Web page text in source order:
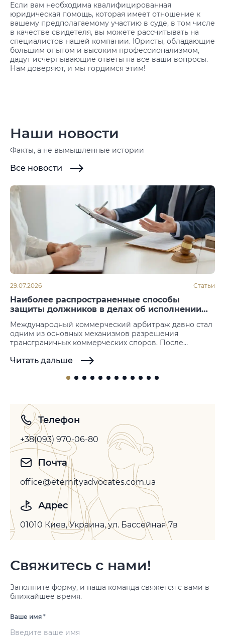
Если вам необходима квалифицированная
юридическая помощь, которая имеет отношение к
вашему предполагаемому участию в суде, в том числе
в качестве свидетеля, вы можете рассчитывать на
специалистов нашей компании. Юристы, обладающие
большим опытом и высоким профессионализмом,
дадут исчерпывающие ответы на все ваши вопросы.
Нам доверяют, и мы гордимся этим!
Наши новости
Факты, а не вымышленные истории
Все новости
29.07.2026 Статьи
Наиболее распространенные способы
защиты должников в делах об исполнении
Международный коммерческий арбитраж давно стал
одним из основных механизмов разрешения
трансграничных коммерческих споров. После
его принудительное исполнение. Именно на этой
должника, который пытается не допустить или
не предусматривает возможности повторного
рассмотрения спора по существу, однако допускает…
Читать дальше
Телефон
+38(093) 970-06-80
Почта
office@eternityadvocates.com.ua
Адрес
01010 Киев, Украина, ул. Бассейная 7в
Свяжитесь с нами!
Заполните форму, и наша команда свяжется с вами в
ближайшее время.
Ваше имя *